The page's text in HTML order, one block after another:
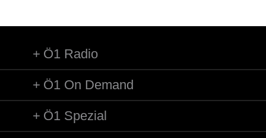
Ö1 Radio
Ö1 On Demand
Ö1 Spezial